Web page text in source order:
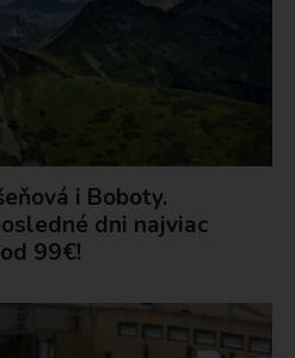
i Boboty.
dni najviac
99€!